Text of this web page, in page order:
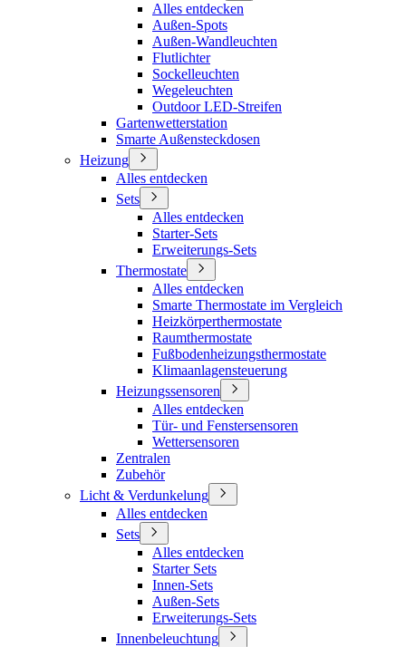
Alles entdecken
Außen-Spots
Außen-Wandleuchten
Flutlichter
Sockelleuchten
Wegeleuchten
Outdoor LED-Streifen
Gartenwetterstation
Smarte Außensteckdosen
Heizung
Alles entdecken
Sets
Alles entdecken
Starter-Sets
Erweiterungs-Sets
Thermostate
Alles entdecken
Smarte Thermostate im Vergleich
Heizkörperthermostate
Raumthermostate
Fußbodenheizungsthermostate
Klimaanlagensteuerung
Heizungssensoren
Alles entdecken
Tür- und Fenstersensoren
Wettersensoren
Zentralen
Zubehör
Licht & Verdunkelung
Alles entdecken
Sets
Alles entdecken
Starter Sets
Innen-Sets
Außen-Sets
Erweiterungs-Sets
Innenbeleuchtung